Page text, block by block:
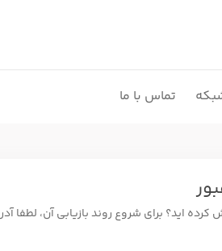
تماس با ما
کرده اید؟ برای شروع روند بازیابی آن، لطفا